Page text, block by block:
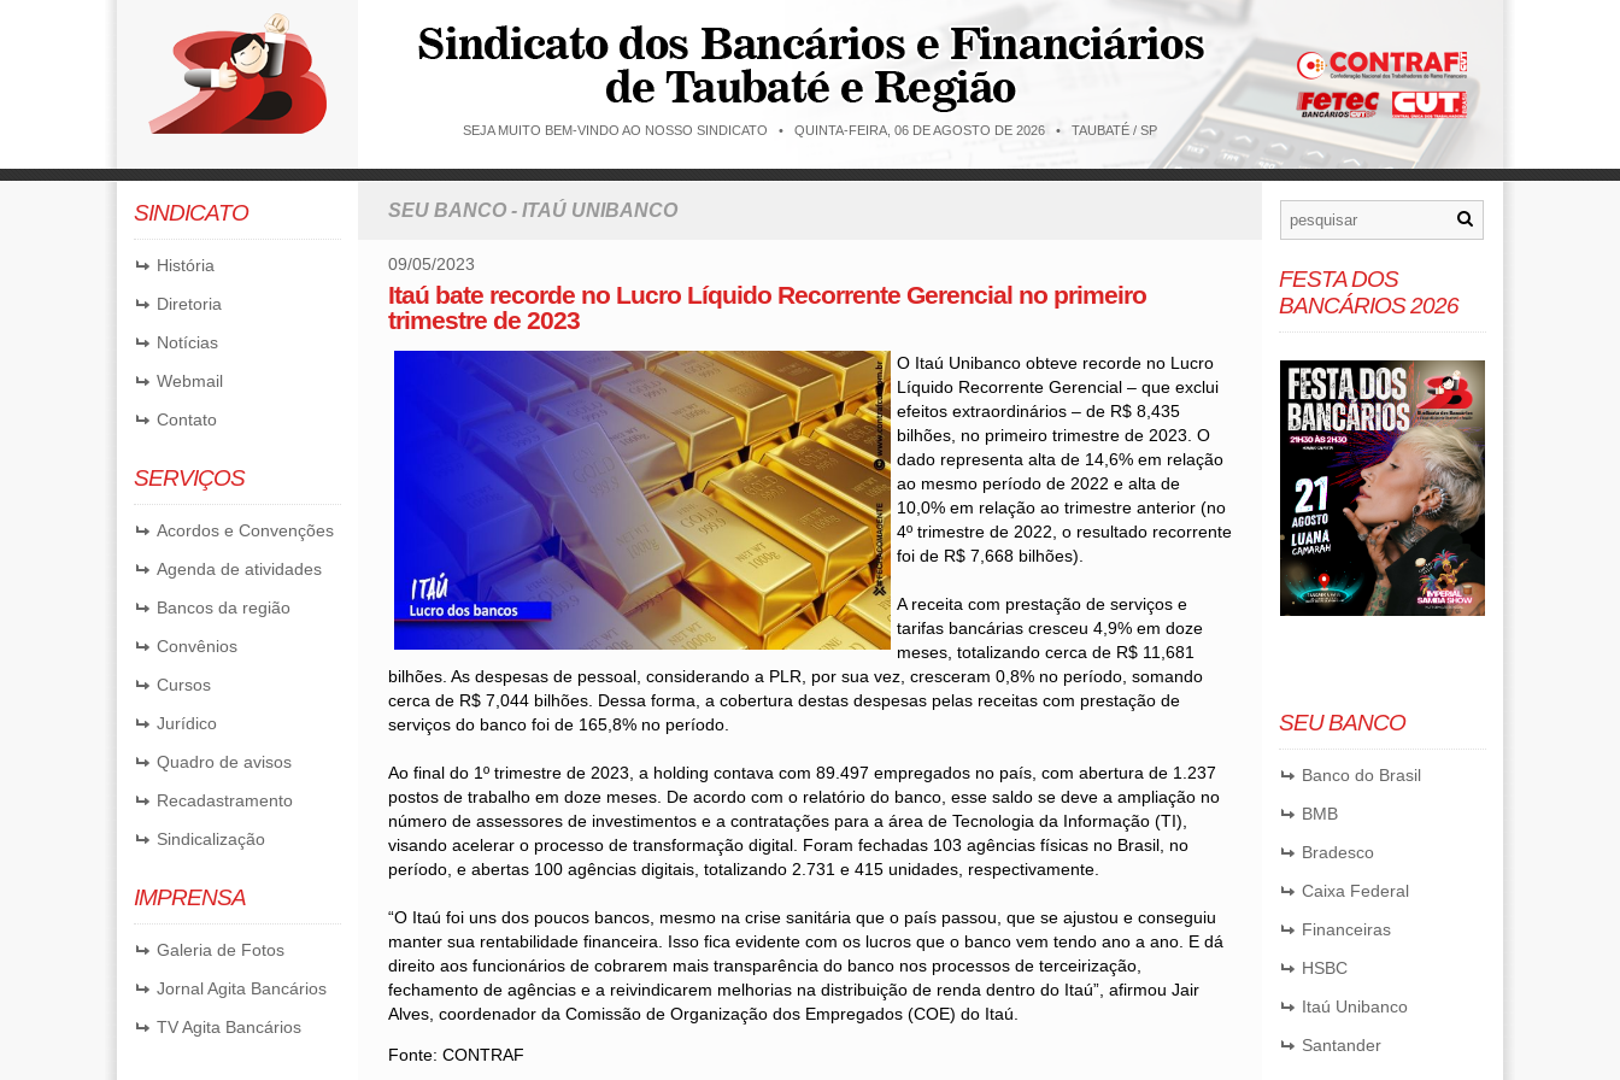
SEJA MUITO BEM-VINDO AO NOSSO SINDICATO • QUINTA-FEIRA, 06 DE AGOSTO DE 2026 • TAUBATÉ / SP
SINDICATO
História
Diretoria
Notícias
Webmail
Contato
SERVIÇOS
Acordos e Convenções
Agenda de atividades
Bancos da região
Convênios
Cursos
Jurídico
Quadro de avisos
Recadastramento
Sindicalização
IMPRENSA
Galeria de Fotos
Jornal Agita Bancários
TV Agita Bancários
SEU BANCO - ITAÚ UNIBANCO
09/05/2023
Itaú bate recorde no Lucro Líquido Recorrente Gerencial no primeiro
trimestre de 2023
O Itaú Unibanco obteve recorde no Lucro
Líquido Recorrente Gerencial – que exclui
efeitos extraordinários – de R$ 8,435
bilhões, no primeiro trimestre de 2023. O
dado representa alta de 14,6% em relação
ao mesmo período de 2022 e alta de
10,0% em relação ao trimestre anterior (no
4º trimestre de 2022, o resultado recorrente
foi de R$ 7,668 bilhões).
A receita com prestação de serviços e
tarifas bancárias cresceu 4,9% em doze
meses, totalizando cerca de R$ 11,681
bilhões. As despesas de pessoal, considerando a PLR, por sua vez, cresceram 0,8% no período, somando
cerca de R$ 7,044 bilhões. Dessa forma, a cobertura destas despesas pelas receitas com prestação de
serviços do banco foi de 165,8% no período.
Ao final do 1º trimestre de 2023, a holding contava com 89.497 empregados no país, com abertura de 1.237
postos de trabalho em doze meses. De acordo com o relatório do banco, esse saldo se deve a ampliação no
número de assessores de investimentos e a contratações para a área de Tecnologia da Informação (TI),
visando acelerar o processo de transformação digital. Foram fechadas 103 agências físicas no Brasil, no
período, e abertas 100 agências digitais, totalizando 2.731 e 415 unidades, respectivamente.
“O Itaú foi uns dos poucos bancos, mesmo na crise sanitária que o país passou, que se ajustou e conseguiu
manter sua rentabilidade financeira. Isso fica evidente com os lucros que o banco vem tendo ano a ano. E dá
direito aos funcionários de cobrarem mais transparência do banco nos processos de terceirização,
fechamento de agências e a reivindicarem melhorias na distribuição de renda dentro do Itaú”, afirmou Jair
Alves, coordenador da Comissão de Organização dos Empregados (COE) do Itaú.
Fonte: CONTRAF
FESTA DOS
BANCÁRIOS 2026
SEU BANCO
Banco do Brasil
BMB
Bradesco
Caixa Federal
Financeiras
HSBC
Itaú Unibanco
Santander